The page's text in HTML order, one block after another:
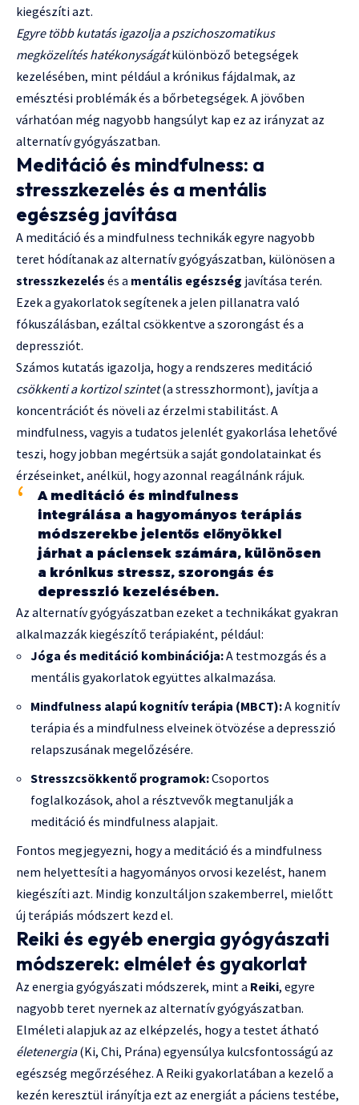
kiegészíti azt.
Egyre több kutatás igazolja a pszichoszomatikus
megközelítés hatékonyságátkülönböző betegségek
kezelésében, mint például a krónikus fájdalmak, az
emésztési problémák és a bőrbetegségek. A jövőben
várhatóan még nagyobb hangsúlyt kap ez az irányzat az
alternatív gyógyászatban.
Meditáció és mindfulness: a
stresszkezelés és a mentális
egészség javítása
A meditáció és a mindfulness technikák egyre nagyobb
teret hódítanak az alternatív gyógyászatban, különösen a
stresszkezelés és a mentális egészség javítása terén.
Ezek a gyakorlatok segítenek a jelen pillanatra való
fókuszálásban, ezáltal csökkentve a szorongást és a
depressziót.
Számos kutatás igazolja, hogy a rendszeres meditáció
csökkenti a kortizol szintet(a stresszhormont), javítja a
koncentrációt és növeli az érzelmi stabilitást. A
mindfulness, vagyis a tudatos jelenlét gyakorlása lehetővé
teszi, hogy jobban megértsük a saját gondolatainkat és
érzéseinket, anélkül, hogy azonnal reagálnánk rájuk.
A meditáció és mindfulness
integrálása a hagyományos terápiás
módszerekbe jelentős előnyökkel
járhat a páciensek számára, különösen
a krónikus stressz, szorongás és
depresszió kezelésében.
Az alternatív gyógyászatban ezeket a technikákat gyakran
alkalmazzák kiegészítő terápiaként, például:
Jóga és meditáció kombinációja:A testmozgás és a
mentális gyakorlatok együttes alkalmazása.
Mindfulness alapú kognitív terápia (MBCT):A kognitív
terápia és a mindfulness elveinek ötvözése a depresszió
relapszusának megelőzésére.
Stresszcsökkentő programok:Csoportos
foglalkozások, ahol a résztvevők megtanulják a
meditáció és mindfulness alapjait.
Fontos megjegyezni, hogy a meditáció és a mindfulness
nem helyettesíti a hagyományos orvosi kezelést, hanem
kiegészíti azt. Mindig konzultáljon szakemberrel, mielőtt
új terápiás módszert kezd el.
Reiki és egyéb energia gyógyászati
módszerek: elmélet és gyakorlat
Az energia gyógyászati módszerek, mint a Reiki, egyre
nagyobb teret nyernek az alternatív gyógyászatban.
Elméleti alapjuk az az elképzelés, hogy a testet átható
életenergia(Ki, Chi, Prána) egyensúlya kulcsfontosságú az
egészség megőrzéséhez. A Reiki gyakorlatában a kezelő a
kezén keresztül irányítja ezt az energiát a páciens testébe,